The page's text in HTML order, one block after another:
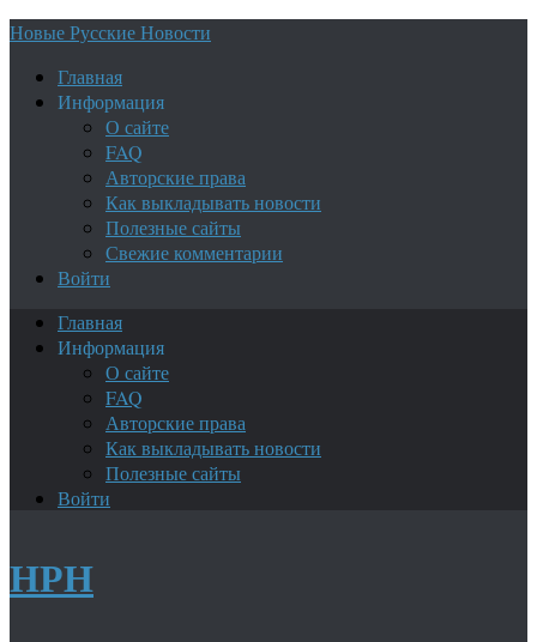
Новые Русские Новости
Главная
Информация
О сайте
FAQ
Авторские права
Как выкладывать новости
Полезные сайты
Свежие комментарии
Войти
Главная
Информация
О сайте
FAQ
Авторские права
Как выкладывать новости
Полезные сайты
Войти
НРН